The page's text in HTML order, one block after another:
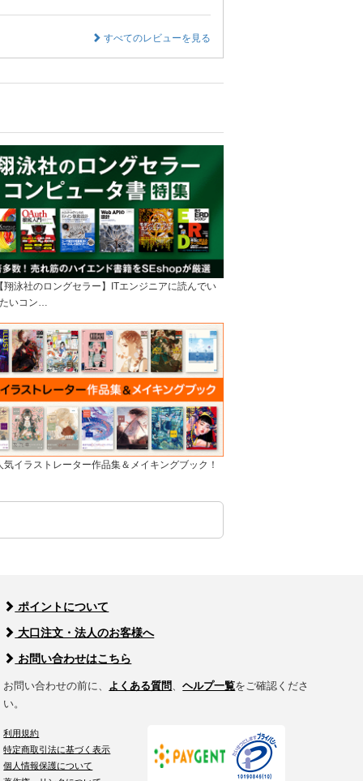
すべてのレビューを見る
翔泳社のロングセラー】ITエンジニアに読んでい
いコン…
気イラストレーター作品集＆メイキングブック！
ポイントについて
大口注文・法人のお客様へ
お問い合わせはこちら
お問い合わせの前に、 よくある質問 、ヘルプ一覧をご確認くださ
い。
利用規約
特定商取引法に基づく表示
個人情報保護について